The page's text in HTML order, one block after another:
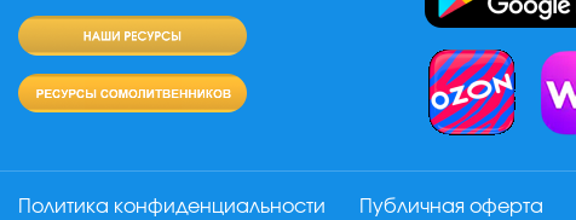
Политика конфиденциальности Публичная оферта